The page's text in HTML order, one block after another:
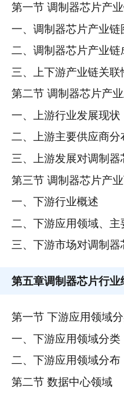
第一节 调制器芯片产
一、调制器芯片产业链
二、调制器芯片产业链
三、上下游产业链关联
第二节 调制器芯片产
一、上游行业发展现状
二、上游主要供应商分
三、上游发展对调制
第三节 调制器芯片产
一、下游行业概述
二、下游应用领域、
三、下游市场对调制
第五章调制器芯片行
第一节 下游应用领域
一、下游应用领域分类
二、下游应用领域分布
第二节 数据中心领域